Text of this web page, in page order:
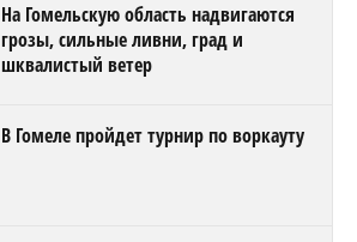
На Гомельскую область надвигаются
грозы, сильные ливни, град и
шквалистый ветер
В Гомеле пройдет турнир по воркауту